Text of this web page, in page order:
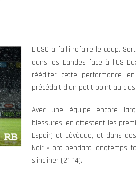
L’USC a failli refaire le coup.
dans les Landes face à l’US
rééditer cette performance
précédait d’un petit point au
Avec une équipe encore
blessures, en attestent les
Espoir) et Lêvèque, et dans
Noir » ont pendant longtemps
s’incliner (21-14).